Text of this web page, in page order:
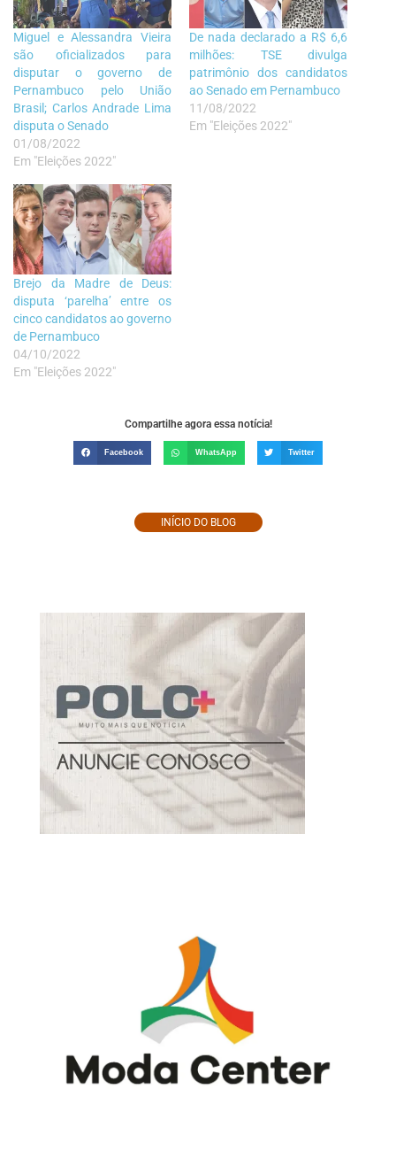
Miguel e Alessandra Vieira
são oficializados para
disputar o governo de
Pernambuco pelo União
Brasil; Carlos Andrade Lima
disputa o Senado
01/08/2022
Em "Eleições 2022"
De nada declarado a R$ 6,6
milhões: TSE divulga
patrimônio dos candidatos
ao Senado em Pernambuco
11/08/2022
Em "Eleições 2022"
Brejo da Madre de Deus:
disputa ‘parelha’ entre os
cinco candidatos ao governo
de Pernambuco
04/10/2022
Em "Eleições 2022"
Compartilhe agora essa notícia!
Facebook WhatsApp Twitter
INÍCIO DO BLOG